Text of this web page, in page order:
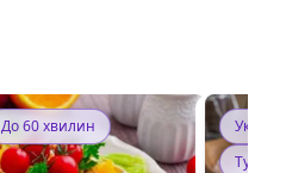
До 60 хвилин